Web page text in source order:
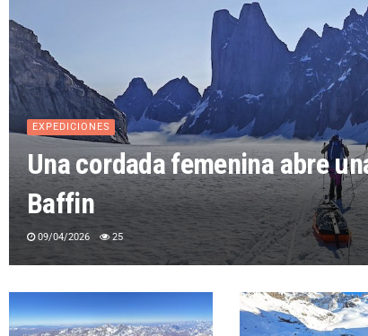
EXPEDICIONES
Una cordada femenina abre
Baffin
09/04/2026 25